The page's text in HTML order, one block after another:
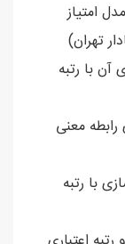
امتياز
تهران)
با رتبه
معنی
با رتبه